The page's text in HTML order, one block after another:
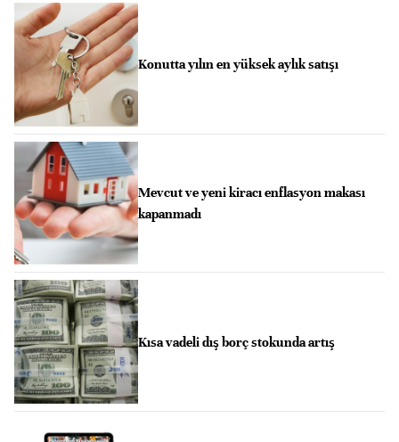
Konutta yılın en yüksek aylık satışı
Mevcut ve yeni kiracı enflasyon makası
kapanmadı
Kısa vadeli dış borç stokunda artış